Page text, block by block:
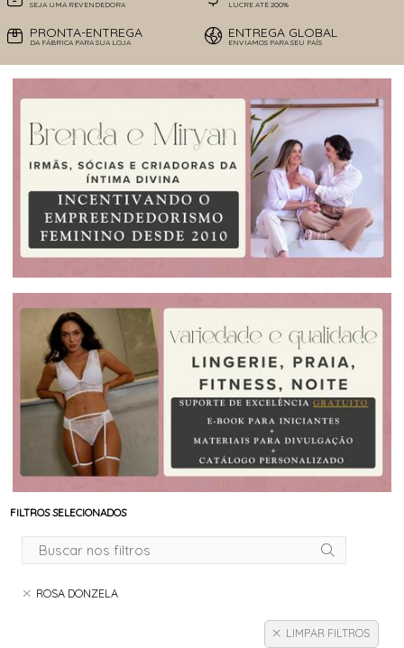
SEJA UMA REVENDEDORA LUCRE ATÉ 200%
PRONTA-ENTREGA
DA FÁBRICA PARA SUA LOJA
ENTREGA GLOBAL
ENVIAMOS PARA SEU PAÍS
FILTROS SELECIONADOS
ROSA DONZELA
LIMPAR FILTROS